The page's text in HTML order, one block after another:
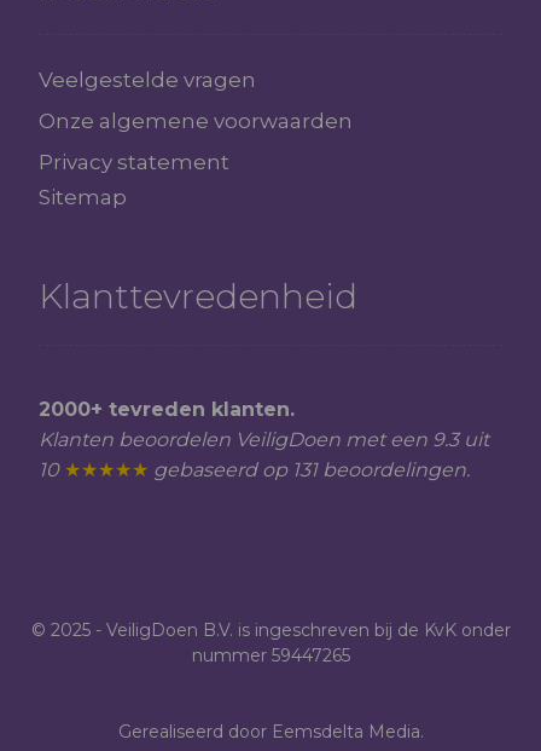
Veelgestelde vragen
Onze algemene voorwaarden
Privacy statement
Sitemap
Klanttevredenheid
2000+ tevreden klanten.
Klanten beoordelen VeiligDoen met een 9.3 uit
10 ★★★★★ gebaseerd op 131 beoordelingen.
© 2025 - VeiligDoen B.V. is ingeschreven bij de KvK onder
nummer 59447265
Gerealiseerd door Eemsdelta Media.